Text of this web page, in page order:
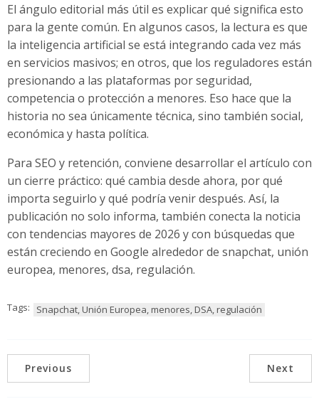
El ángulo editorial más útil es explicar qué significa esto
para la gente común. En algunos casos, la lectura es que
la inteligencia artificial se está integrando cada vez más
en servicios masivos; en otros, que los reguladores están
presionando a las plataformas por seguridad,
competencia o protección a menores. Eso hace que la
historia no sea únicamente técnica, sino también social,
económica y hasta política.
Para SEO y retención, conviene desarrollar el artículo con
un cierre práctico: qué cambia desde ahora, por qué
importa seguirlo y qué podría venir después. Así, la
publicación no solo informa, también conecta la noticia
con tendencias mayores de 2026 y con búsquedas que
están creciendo en Google alrededor de snapchat, unión
europea, menores, dsa, regulación.
Tags: Snapchat, Unión Europea, menores, DSA, regulación
Previous Next